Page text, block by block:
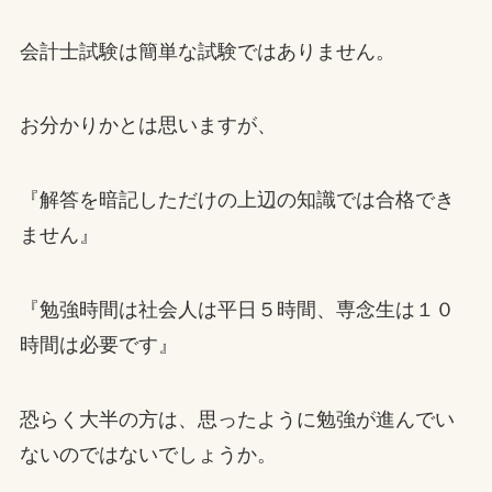
会計士試験は簡単な試験ではありません。
お分かりかとは思いますが、
『解答を暗記しただけの上辺の知識では合格でき
ません』
『勉強時間は社会人は平日５時間、専念生は１０
時間は必要です』
恐らく大半の方は、思ったように勉強が進んでい
ないのではないでしょうか。